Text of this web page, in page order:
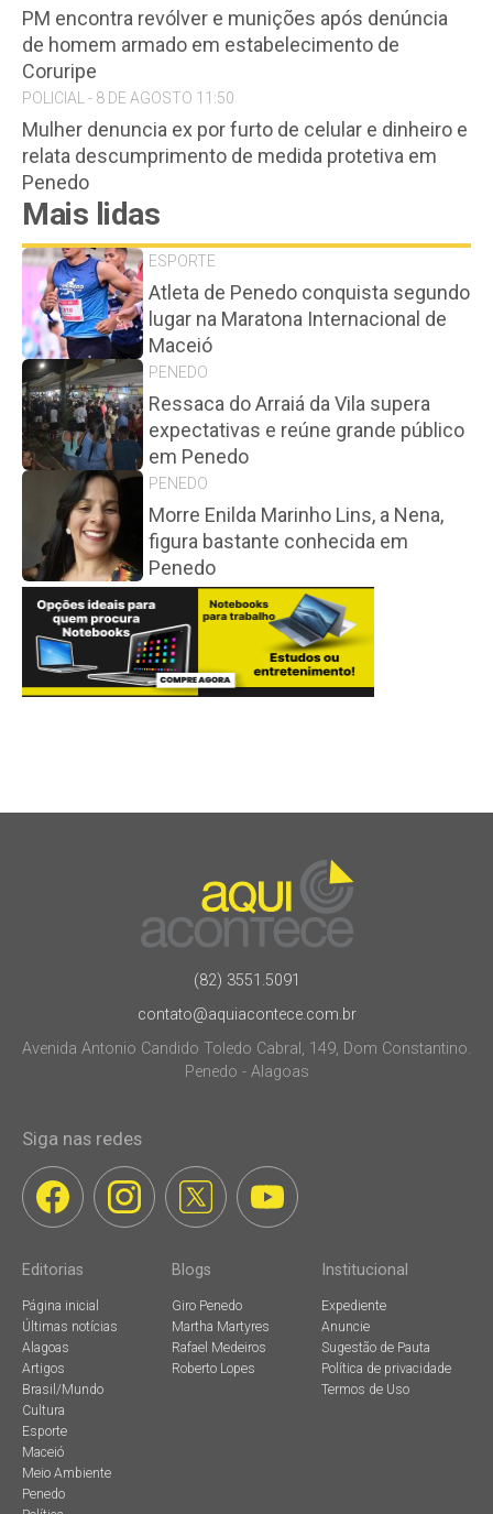
PM encontra revólver e munições após denúncia
de homem armado em estabelecimento de
Coruripe
POLICIAL - 8 DE AGOSTO 11:50
Mulher denuncia ex por furto de celular e dinheiro e
relata descumprimento de medida protetiva em
Penedo
Mais lidas
ESPORTE
Atleta de Penedo conquista segundo
lugar na Maratona Internacional de
Maceió
PENEDO
Ressaca do Arraiá da Vila supera
expectativas e reúne grande público
em Penedo
PENEDO
Morre Enilda Marinho Lins, a Nena,
figura bastante conhecida em
Penedo
(82) 3551.5091
contato@aquiacontece.com.br
Avenida Antonio Candido Toledo Cabral, 149, Dom Constantino.
Penedo - Alagoas
Siga nas redes
Editorias
Página inicial
Últimas notícias
Alagoas
Artigos
Brasil/Mundo
Cultura
Esporte
Maceió
Meio Ambiente
Penedo
Blogs
Giro Penedo
Martha Martyres
Rafael Medeiros
Roberto Lopes
Institucional
Expediente
Anuncie
Sugestão de Pauta
Política de privacidade
Termos de Uso